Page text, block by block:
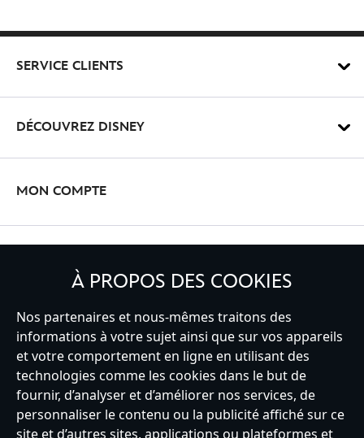
SERVICE CLIENTS
DÉCOUVREZ DISNEY
MON COMPTE
France
Service clients Conditions d’utilisation
Trouver un magasin
À PROPOS DES COOKIES
Nos partenaires et nous-mêmes traitons des
informations à votre sujet ainsi que sur vos appareils
et votre comportement en ligne en utilisant des
technologies comme les cookies dans le but de
fournir, d’analyser et d’améliorer nos services, de
personnaliser le contenu ou la publicité affiché sur ce
site et d’autres sites, applications ou plateformes et